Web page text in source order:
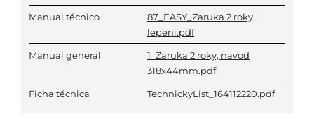
Manual técnico
87_EASY_Zaruka 2 roky,
lepeni.pdf
Manual general
1_Zaruka 2 roky, navod
318x44mm.pdf
Ficha técnica TechnickyList_164112220.pdf